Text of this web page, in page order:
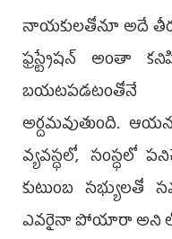
నాయకులతోనూ అదే
ఫ్రస్ట్రేషన్ అంతా
బయటపడటంతోనే
అర్దమవుతుంది.
వ్యవస్ధలో, సంస్ధలో
కుటుంబ
ఎవరైనా పోయారా అని